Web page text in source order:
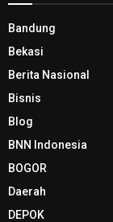
Bandung
Bekasi
Berita Nasional
Bisnis
Blog
BNN Indonesia
BOGOR
Daerah
DEPOK